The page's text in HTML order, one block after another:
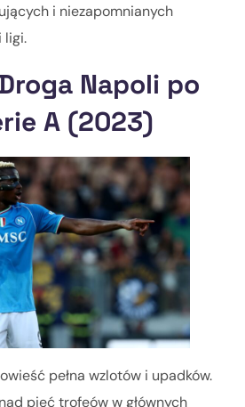
i niezapomnianych
ligi.
Napoli po
A (2023)
pełna wzlotów i upadków.
pięć trofeów w głównych